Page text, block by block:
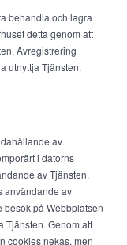
behandla och lagra
detta genom att
Avregistrering
utnyttja Tjänsten.
av
i datorns
av Tjänsten.
användande av
besök på Webbplatsen
Tjänsten. Genom att
cookies nekas, men